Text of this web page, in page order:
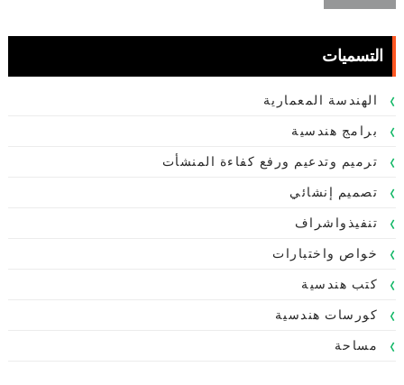
التسميات
الهندسة المعمارية
برامج هندسية
ترميم وتدعيم ورفع كفاءة المنشأت
تصميم إنشائي
تنفيذواشراف
خواص واختبارات
كتب هندسية
كورسات هندسية
مساحة